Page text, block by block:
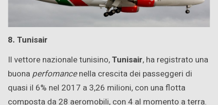
8. Tunisair
Il vettore nazionale tunisino,Tunisair, ha registrato una
buona perfomancenella crescita dei passeggeri di
quasi il 6% nel 2017 a 3,26 milioni, con una flotta
composta da 28 aeromobili, con 4 al momento a terra.